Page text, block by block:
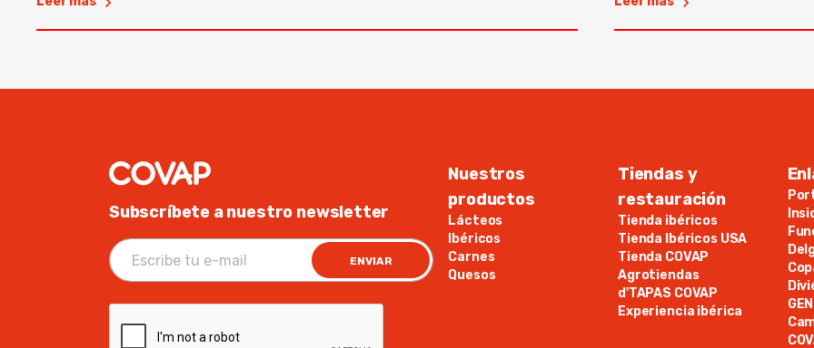
Subscríbete a nuestro newsletter
ENVIAR
Nuestros
productos
Lácteos
Ibéricos
Carnes
Quesos
Tiendas y
restauración
Tienda ibéricos
Tienda Ibéricos USA
Tienda COVAP
Agrotiendas
d'TAPAS COVAP
Experiencia ibérica